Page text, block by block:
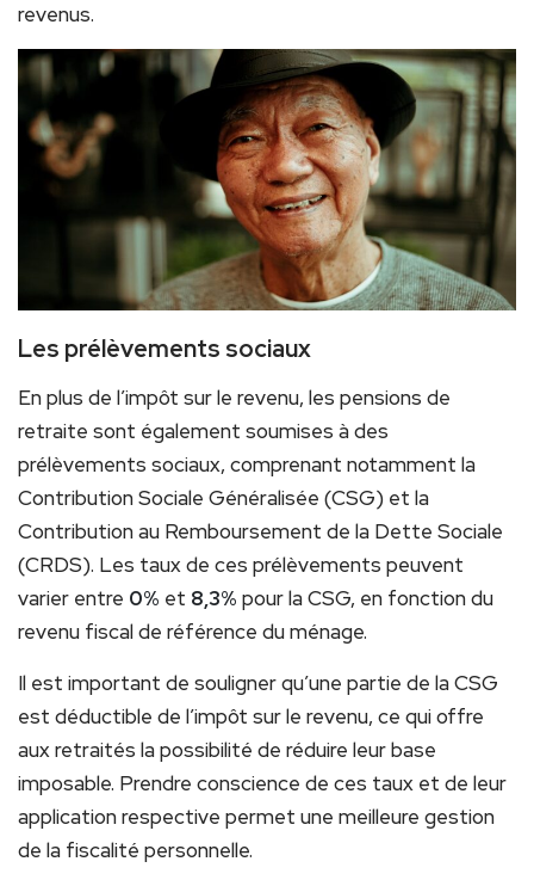
revenus.
Les prélèvements sociaux
En plus de l’impôt sur le revenu, les pensions de
retraite sont également soumises à des
prélèvements sociaux, comprenant notamment la
Contribution Sociale Généralisée (CSG) et la
Contribution au Remboursement de la Dette Sociale
(CRDS). Les taux de ces prélèvements peuvent
varier entre 0% et 8,3% pour la CSG, en fonction du
revenu fiscal de référence du ménage.
Il est important de souligner qu’une partie de la CSG
est déductible de l’impôt sur le revenu, ce qui offre
aux retraités la possibilité de réduire leur base
imposable. Prendre conscience de ces taux et de leur
application respective permet une meilleure gestion
de la fiscalité personnelle.